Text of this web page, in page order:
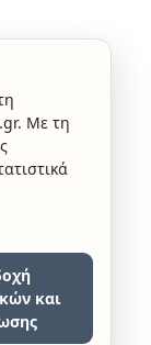
Με τη
και